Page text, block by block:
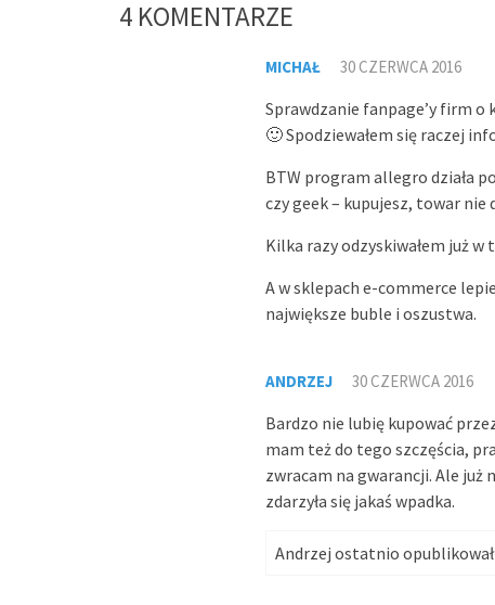
4 KOMENTARZE
MICHAŁ 30 CZERWCA 2016
Sprawdzanie fanpage’y firm o
🙂 Spodziewałem się raczej
BTW program allegro działa
czy geek – kupujesz, towar
Kilka razy odzyskiwałem już
A w sklepach e-commerce
największe buble i oszustwa.
ANDRZEJ 30 CZERWCA 2016
Bardzo nie lubię kupować
mam też do tego szczęścia,
zwracam na gwarancji. Ale
zdarzyła się jakaś wpadka.
Andrzej ostatnio